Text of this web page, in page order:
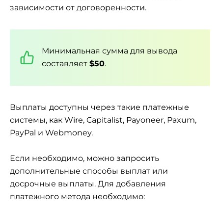
зависимости от договоренности.
Минимальная сумма для вывода
составляет $50.
Выплаты доступны через такие платежные
системы, как Wire, Capitalist, Payoneer, Paxum,
PayPal и Webmoney.
Если необходимо, можно запросить
дополнительные способы выплат или
досрочные выплаты. Для добавления
платежного метода необходимо: